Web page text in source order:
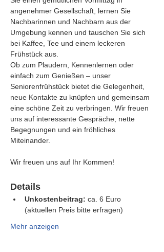
angenehmer Gesellschaft, lernen Sie
Nachbarinnen und Nachbarn aus der
Umgebung kennen und tauschen Sie sich
bei Kaffee, Tee und einem leckeren
Frühstück aus.
Ob zum Plaudern, Kennenlernen oder
einfach zum Genießen – unser
Seniorenfrühstück bietet die Gelegenheit,
neue Kontakte zu knüpfen und gemeinsam
eine schöne Zeit zu verbringen. Wir freuen
uns auf interessante Gespräche, nette
Begegnungen und ein fröhliches
Miteinander.
Wir freuen uns auf Ihr Kommen!
Details
Unkostenbeitrag: ca. 6 Euro
(aktuellen Preis bitte erfragen)
Mehr anzeigen